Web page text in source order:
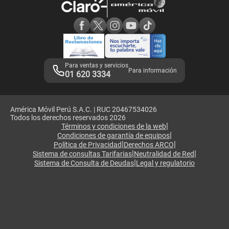
Adquirientes iPhone 6, 6S y SE
Mensaje de Seguridad
Términos y Condiciones de Tienda Claro
Libro de Reclamaciones
Legales de marketplace
Para ventas y servicios
01 620 3334 Para información
América Móvil Perú S.A.C. | RUC 20467534026
Todos los derechos reservados 2026
Términos y condiciones de la web|
Condiciones de garantía de equipos|
Política de Privacidad|Derechos ARCO|
Sistema de consultas Tarifarias|Neutralidad de Red|
Sistema de Consulta de Deudas|Legal y regulatorio